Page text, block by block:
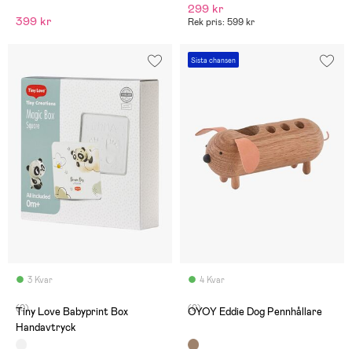
399 kr
299 kr
Rek pris: 599 kr
3 Kvar
(0)
Tiny Love Babyprint Box
Handavtryck
Sista chansen
4 Kvar
(0)
OYOY Eddie Dog Pennhållare